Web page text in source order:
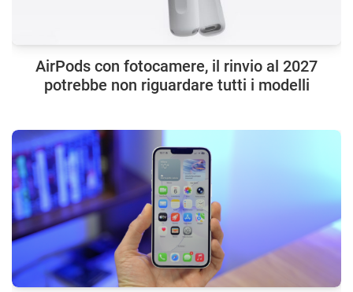
AirPods con fotocamere, il rinvio al 2027
potrebbe non riguardare tutti i modelli